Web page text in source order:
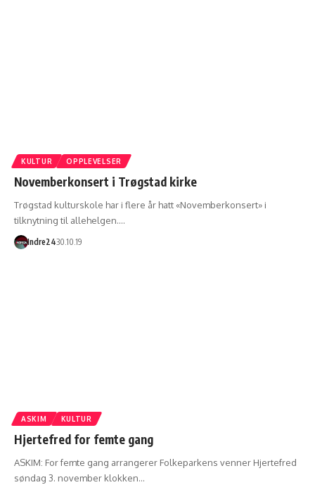
KULTUR OPPLEVELSER
Novemberkonsert i Trøgstad kirke
Trøgstad kulturskole har i flere år hatt «Novemberkonsert» i
tilknytning til allehelgen.…
Indre2430.10.19
ASKIM KULTUR
Hjertefred for femte gang
ASKIM: For femte gang arrangerer Folkeparkens venner Hjertefred
søndag 3. november klokken…